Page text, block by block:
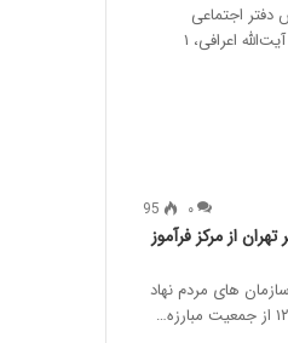
دفتر اجتماعی
سیاسی حوزه‌های علمیه، به عنوان نماینده آیت‌الله اعرافی، ۱
۰ 95
از مرکز فرآموز
های مردم نهاد